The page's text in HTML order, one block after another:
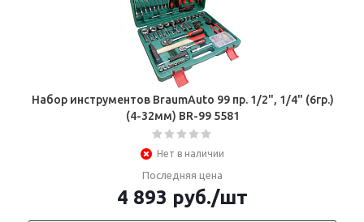
Набор инструментов BraumAuto 99 пр. 1/2", 1/4" (6гр.)
(4-32мм) BR-99 5581
Нет в наличии
Последняя цена
4 893 руб./шт